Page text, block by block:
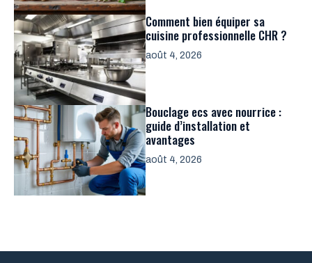
Comment bien équiper sa
cuisine professionnelle CHR ?
août 4, 2026
Bouclage ecs avec nourrice :
guide d’installation et
avantages
août 4, 2026